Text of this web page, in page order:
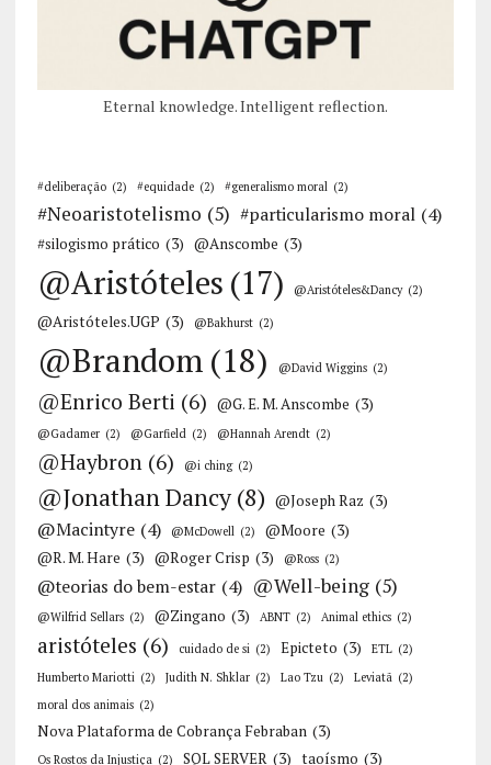
Eternal knowledge. Intelligent reflection.
#deliberação (2) #equidade (2) #generalismo moral (2)
#Neoaristotelismo (5) #particularismo moral (4)
#silogismo prático (3) @Anscombe (3)
@Aristóteles (17) @Aristóteles&Dancy (2)
@Aristóteles.UGP (3) @Bakhurst (2)
@Brandom (18) @David Wiggins (2)
@Enrico Berti (6) @G. E. M. Anscombe (3)
@Gadamer (2) @Garfield (2) @Hannah Arendt (2)
@Haybron (6) @i ching (2)
@Jonathan Dancy (8) @Joseph Raz (3)
@Macintyre (4) @McDowell (2) @Moore (3)
@R. M. Hare (3) @Roger Crisp (3) @Ross (2)
@teorias do bem-estar (4) @Well-being (5)
@Wilfrid Sellars (2) @Zingano (3) ABNT (2) Animal ethics (2)
aristóteles (6) cuidado de si (2) Epicteto (3) ETL (2)
Humberto Mariotti (2) Judith N. Shklar (2) Lao Tzu (2) Leviatã (2)
moral dos animais (2)
Nova Plataforma de Cobrança Febraban (3)
Os Rostos da Injustiça (2) SQL SERVER (3) taoísmo (3)